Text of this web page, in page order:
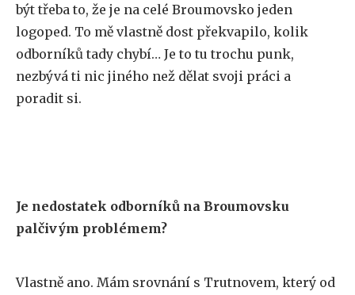
být třeba to, že je na celé Broumovsko jeden
logoped. To mě vlastně dost překvapilo, kolik
odborníků tady chybí… Je to tu trochu punk,
nezbývá ti nic jiného než dělat svoji práci a
poradit si.
Je nedostatek odborníků na Broumovsku
palčivým problémem?
Vlastně ano. Mám srovnání s Trutnovem, který od